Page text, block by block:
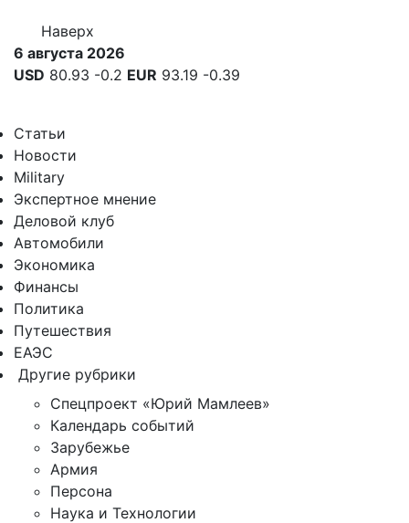
Наверх
6 августа 2026
USD 80.93 -0.2 EUR 93.19 -0.39
Статьи
Новости
Military
Экспертное мнение
Деловой клуб
Автомобили
Экономика
Финансы
Политика
Путешествия
ЕАЭС
Другие рубрики
Спецпроект «Юрий Мамлеев»
Календарь событий
Зарубежье
Армия
Персона
Наука и Технологии